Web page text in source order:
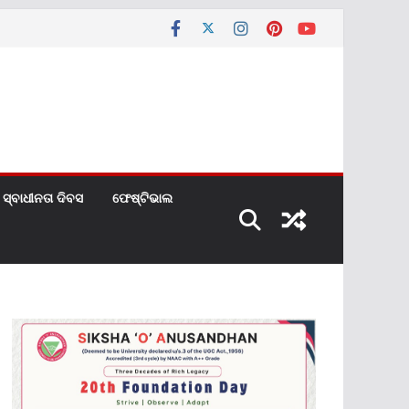
ସ୍ବାଧୀନତା ଦିବସ ଫେଷ୍ଟିଭାଲ